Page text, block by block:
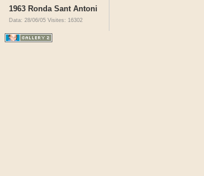
1963 Ronda Sant Antoni
Data: 28/06/05 Visites: 16302